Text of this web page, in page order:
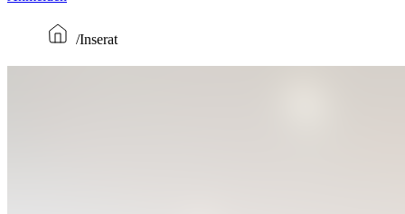
Inserat